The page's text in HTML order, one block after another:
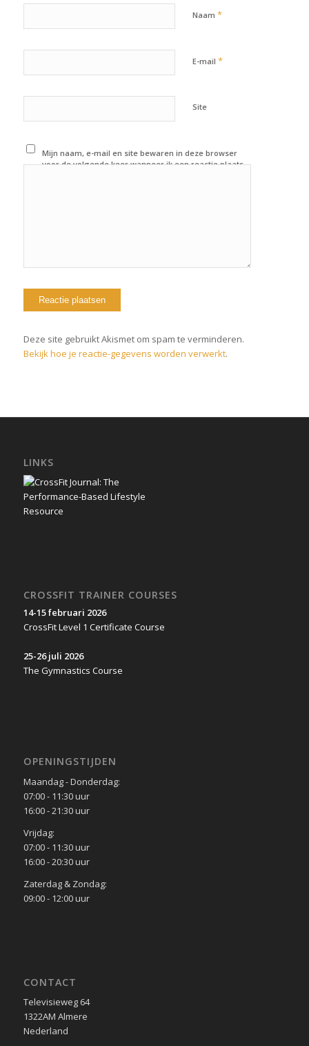
Naam *
E-mail *
Site
Mijn naam, e-mail en site bewaren in deze browser
voor de volgende keer wanneer ik een reactie plaats.
Deze site gebruikt Akismet om spam te verminderen.
Bekijk hoe je reactie-gegevens worden verwerkt.
LINKS
CROSSFIT TRAINER COURSES
14-15 februari 2026
CrossFit Level 1 Certificate Course
25-26 juli 2026
The Gymnastics Course
OPENINGSTIJDEN
Maandag - Donderdag:
07:00 - 11:30 uur
16:00 - 21:30 uur
Vrijdag:
07:00 - 11:30 uur
16:00 - 20:30 uur
Zaterdag & Zondag:
09:00 - 12:00 uur
CONTACT
Televisieweg 64
1322AM Almere
Nederland